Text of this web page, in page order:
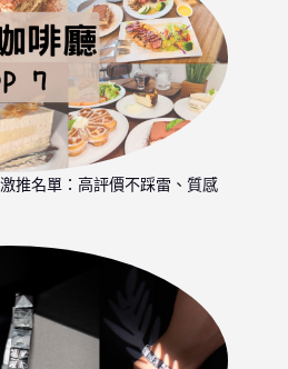
推名單：高評價不踩雷、質感